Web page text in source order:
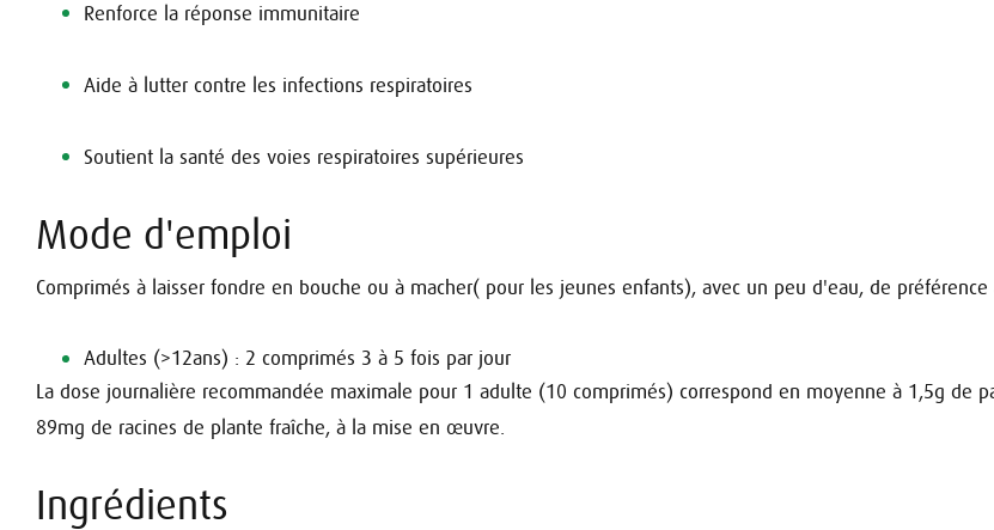
Renforce la réponse immunitaire
Aide à lutter contre les infections respiratoires
Soutient la santé des voies respiratoires supérieures
Mode d'emploi
Comprimés à laisser fondre en bouche ou à macher( pour les jeunes enfants), avec un peu d'eau, de préférence
Adultes (>12ans) : 2 comprimés 3 à 5 fois par jour
La dose journalière recommandée maximale pour 1 adulte (10 comprimés) correspond en moyenne à 1,5g de
89mg de racines de plante fraîche, à la mise en œuvre.
Ingrédients